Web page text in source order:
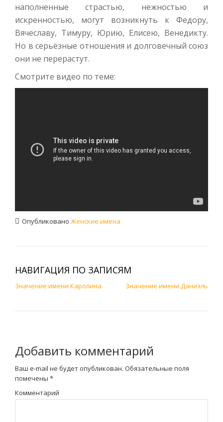
наполненные страстью, нежностью и
искренностью, могут возникнуть к Федору,
Вячеславу, Тимуру, Юрию, Елисею, Венедикту.
Но в серьёзные отношения и долговечный союз
они не перерастут.
Смотрите видео по теме:
Опубликовано Женские имена
НАВИГАЦИЯ ПО ЗАПИСЯМ
Значение имени Каролина Значение имени Даниэль
Добавить комментарий
Ваш e-mail не будет опубликован. Обязательные поля
помечены *
Комментарий